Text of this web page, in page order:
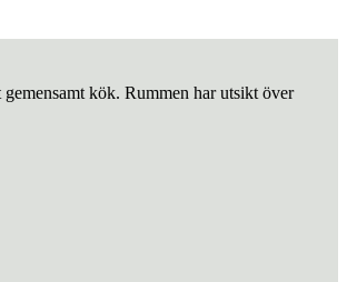
kök. Rummen har utsikt över